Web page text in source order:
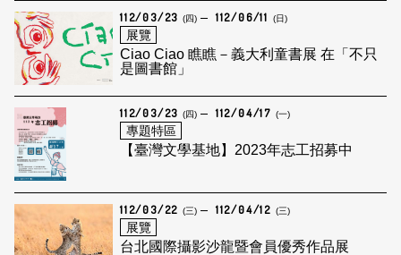
112/03/23 (四) 112/06/11 (日)
展覽
Ciao Ciao 瞧瞧－義大利童書展 在「不只
是圖書館」
112/03/23 (四) 112/04/17 (一)
專題特區
【臺灣文學基地】2023年志工招募中
112/03/22 (三) 112/04/12 (三)
展覽
台北國際攝影沙龍暨會員優秀作品展